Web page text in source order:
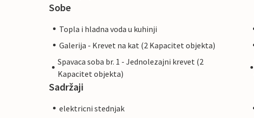
Sobe
Topla i hladna voda u kuhinji
Galerija - Krevet na kat (2 Kapacitet objekta)
Spavaca soba br. 1 - Jednolezajni krevet (2
Kapacitet objekta)
Sadržaji
elektricni stednjak